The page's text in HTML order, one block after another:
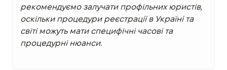
рекомендуємо залучати профільних юристів,
оскільки процедури реєстрації в Україні та
світі можуть мати специфічні часові та
процедурні нюанси.